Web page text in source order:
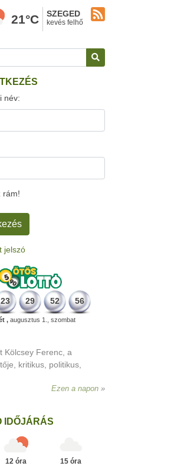
21°C SZEGED
kevés felhő
név:
rám!
jelszó
23 29 52 56
, augusztus 1., szombat
Mikes Kelemen
a XVIII. századi
legnagyobb
IDŐJÁRÁS
12 óra
15 óra